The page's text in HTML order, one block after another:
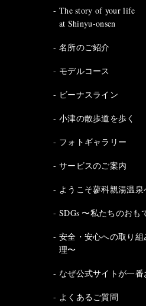
The story of your life
at Shinyu-onsen
名所のご紹介
モデルコース
ビーナスライン
小津の散歩道を歩く
フォトギャラリー
サービスのご案内
ようこそ蓼科親湯温泉
SDGs 〜私たちのおも
安全・安心への取り
理〜
なぜ公式サイトが一番
よくあるご質問